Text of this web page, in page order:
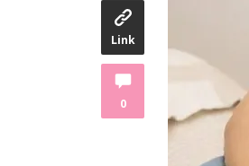
Link
0